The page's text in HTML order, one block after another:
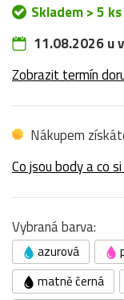
Skladem > 5 ks
11.08.2026 u
Zobrazit termín
Nákupem
Co jsou body a co
Vybraná barva:
azurová
matně černá